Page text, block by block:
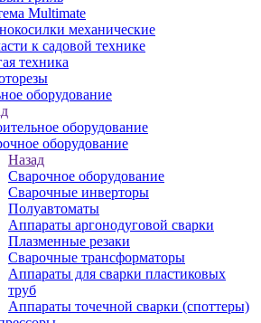
Multimate
механические
к садовой технике
техника
оборудование
оборудование
оборудование
Назад
Сварочное оборудование
Сварочные инверторы
Полуавтоматы
Аппараты аргонодуговой сварки
Плазменные резаки
Сварочные трансформаторы
Аппараты для сварки пластиковых
труб
Аппараты точечной сварки (споттеры)